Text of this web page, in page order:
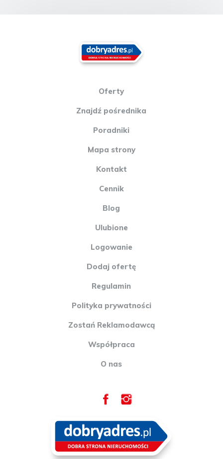
Oferty
Znajdź pośrednika
Poradniki
Mapa strony
Kontakt
Cennik
Blog
Ulubione
Logowanie
Dodaj ofertę
Regulamin
Polityka prywatności
Zostań Reklamodawcą
Współpraca
O nas